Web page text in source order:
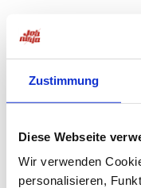
Zustimmung
Diese Webseite
Wir verwenden
personalisieren,